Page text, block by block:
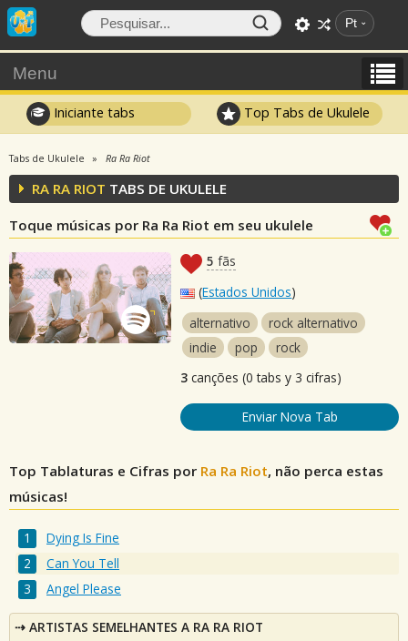
Pt
Menu
Iniciante tabs Top Tabs de Ukulele
Tabs de Ukulele Ra Ra Riot
RA RA RIOT TABS DE UKULELE
Toque músicas por Ra Ra Riot em seu ukulele
5 fãs
(Estados Unidos)
alternativo
rock alternativo
indie
pop
rock
3 canções (0 tabs y 3 cifras)
Enviar Nova Tab
Top Tablaturas e Cifras por Ra Ra Riot, não perca estas
músicas!
Dying Is Fine
Can You Tell
Angel Please
ARTISTAS SEMELHANTES A RA RA RIOT